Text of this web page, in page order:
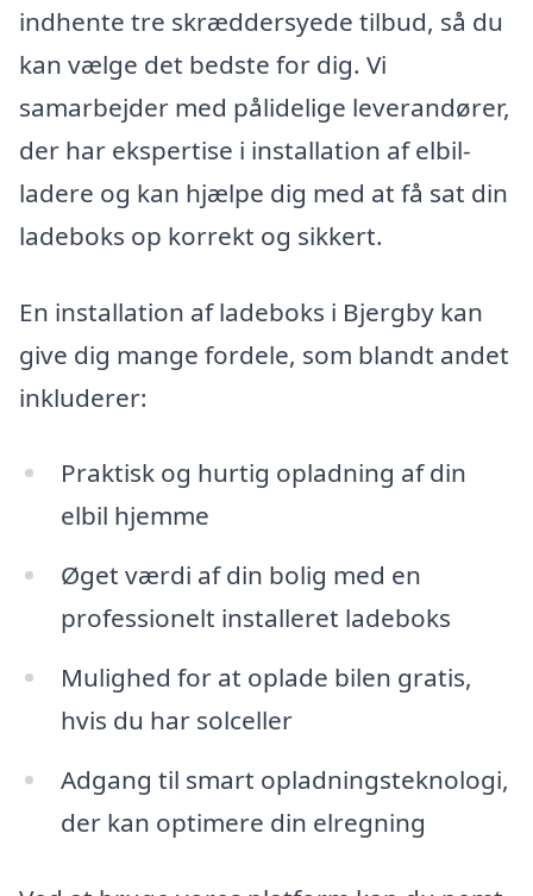
indhente tre skræddersyede tilbud, så du
kan vælge det bedste for dig. Vi
samarbejder med pålidelige leverandører,
der har ekspertise i installation af elbil-
ladere og kan hjælpe dig med at få sat din
ladeboks op korrekt og sikkert.
En installation af ladeboks i Bjergby kan
give dig mange fordele, som blandt andet
inkluderer:
Praktisk og hurtig opladning af din
elbil hjemme
Øget værdi af din bolig med en
professionelt installeret ladeboks
Mulighed for at oplade bilen gratis,
hvis du har solceller
Adgang til smart opladningsteknologi,
der kan optimere din elregning